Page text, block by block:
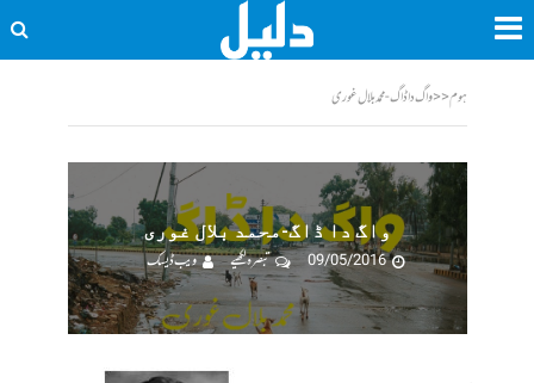
ہوم<<واگ دا ڈاگ-محمد بلال غوری
واگ دا ڈاگ-محمد بلال غوری
09/05/2016
تبصرہ لکھیے ویب ڈیسک